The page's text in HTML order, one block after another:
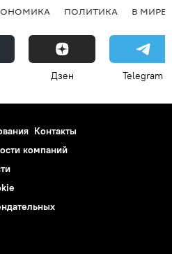
ПОЛИТИКА В МИРЕ
Дзен Telegram
Контакты
компаний